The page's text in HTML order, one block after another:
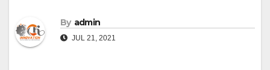
By admin
JUL 21, 2021